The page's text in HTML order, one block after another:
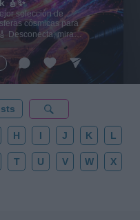
🎸✨
selección de
cósmicas para
Desconecta, mira
cero. 💾 ¡Guarda
noche estrellada!
H I J K L
T U V W X